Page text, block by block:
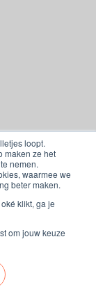
loopt.
maken ze het
nemen.
waarmee we
beter maken.
klikt, ga je
om jouw keuze